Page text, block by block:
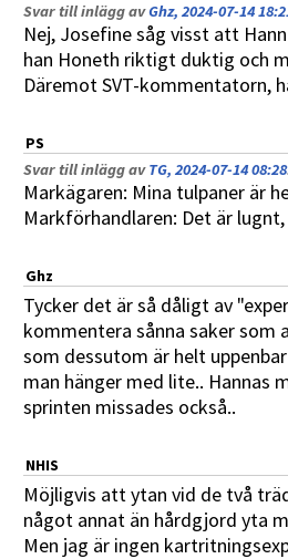
Svar till inlägg avGhz, 2024-07-14
Nej, Josefine såg visst att
han Honeth riktigt duktig och
Däremot SVT-kommentatorn,
PS
Svar till inlägg avTG, 2024-07-14 08:28
Markägaren: Mina tulpaner är
Markförhandlaren: Det är
Ghz
Tycker det är så dåligt av
kommentera sånna saker
som dessutom är helt
man hänger med lite.. Hannas
sprinten missades också..
NHIS
Möjligvis att ytan vid de två
något annat än hårdgjord yta
Men jag är ingen